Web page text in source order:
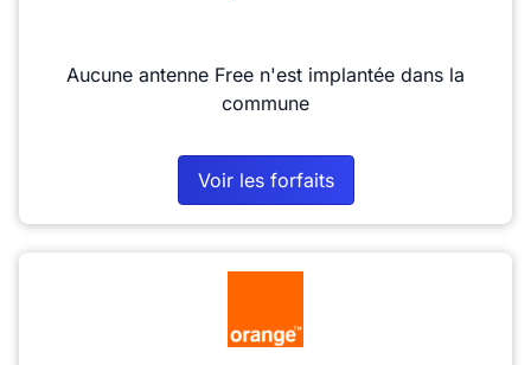
Aucune antenne Free n'est implantée dans la
commune
Voir les forfaits